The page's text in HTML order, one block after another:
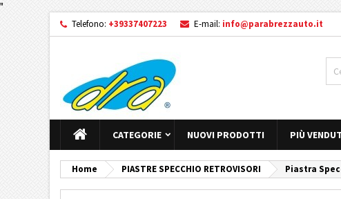
"
Telefono: +39337407223 E-mail: info@parabrezzauto.it
CATEGORIE NUOVI PRODOTTI PIÙ
Home PIASTRE SPECCHIO RETROVISORI Piastra